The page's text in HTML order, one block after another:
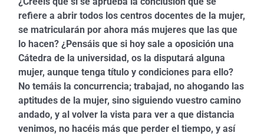
refiere a abrir todos los centros docentes de la mujer,
se matricularán por ahora más mujeres que las que
lo hacen? ¿Pensáis que si hoy sale a oposición una
Cátedra de la universidad, os la disputará alguna
mujer, aunque tenga título y condiciones para ello?
No temáis la concurrencia; trabajad, no ahogando las
aptitudes de la mujer, sino siguiendo vuestro camino
andado, y al volver la vista para ver a que distancia
venimos, no hacéis más que perder el tiempo, y así